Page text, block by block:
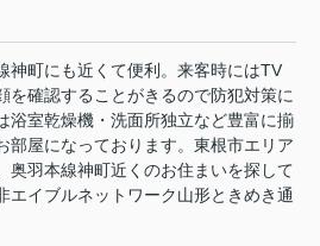
神町にも近くて便利。来客時にはTV
を確認することがきるので防犯対策に
浴室乾燥機・洗面所独立など豊富に揃
部屋になっております。東根市エリア
奥羽本線神町近くのお住まいを探して
エイブルネットワーク山形ときめき通